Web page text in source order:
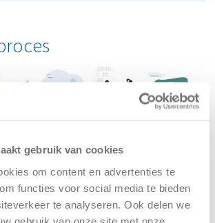
gebruik van cookies
om content en advertenties te
functies voor social media te bieden
te analyseren. Ook delen we
gebruik van onze site met onze
vragen over werken als
Renewi